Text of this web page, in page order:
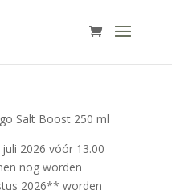
Salt Boost 250 ml
2026 vóór 13.00
nog worden
2026** worden